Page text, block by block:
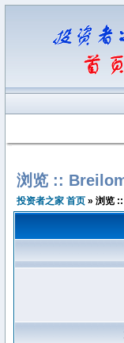
浏览 ::
投资者之家 首页 » 浏览